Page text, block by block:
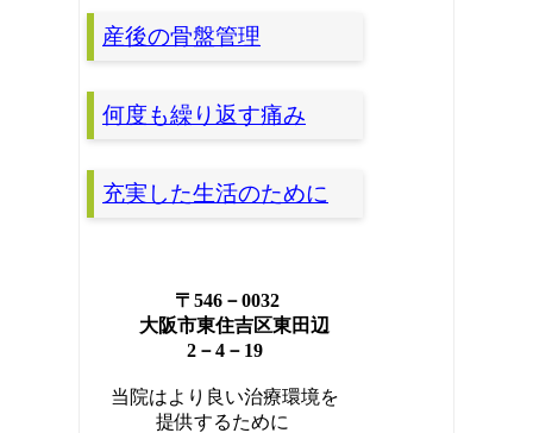
産後の骨盤管理
何度も繰り返す痛み
充実した生活のために
〒546－0032
大阪市東住吉区東田辺
2－4－19
当院はより良い治療環境を
提供するために